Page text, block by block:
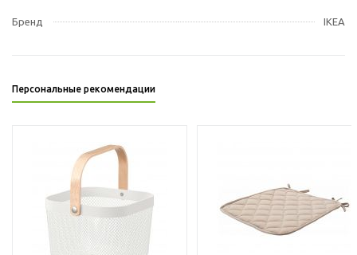
Бренд IKEA
Персональные рекомендации